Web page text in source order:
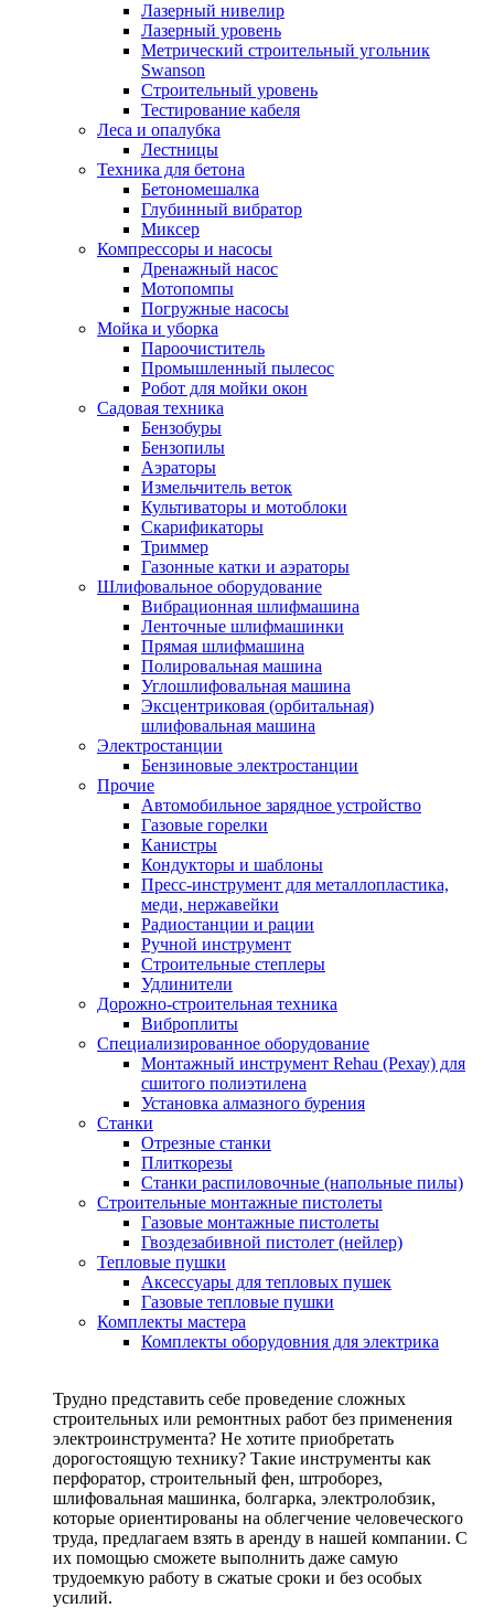
Лазерный нивелир
Лазерный уровень
Метрический строительный угольник
Swanson
Строительный уровень
Тестирование кабеля
Леса и опалубка
Лестницы
Техника для бетона
Бетономешалка
Глубинный вибратор
Миксер
Компрессоры и насосы
Дренажный насос
Мотопомпы
Погружные насосы
Мойка и уборка
Пароочиститель
Промышленный пылесос
Робот для мойки окон
Садовая техника
Бензобуры
Бензопилы
Аэраторы
Измельчитель веток
Культиваторы и мотоблоки
Скарификаторы
Триммер
Газонные катки и аэраторы
Шлифовальное оборудование
Вибрационная шлифмашина
Ленточные шлифмашинки
Прямая шлифмашина
Полировальная машина
Углошлифовальная машина
Эксцентриковая (орбитальная)
шлифовальная машина
Электростанции
Бензиновые электростанции
Прочие
Автомобильное зарядное устройство
Газовые горелки
Канистры
Кондукторы и шаблоны
Пресс-инструмент для металлопластика,
меди, нержавейки
Радиостанции и рации
Ручной инструмент
Строительные степлеры
Удлинители
Дорожно-строительная техника
Виброплиты
Специализированное оборудование
Монтажный инструмент Rehau (Рехау) для
сшитого полиэтилена
Установка алмазного бурения
Станки
Отрезные станки
Плиткорезы
Станки распиловочные (напольные пилы)
Строительные монтажные пистолеты
Газовые монтажные пистолеты
Гвоздезабивной пистолет (нейлер)
Тепловые пушки
Аксессуары для тепловых пушек
Газовые тепловые пушки
Комплекты мастера
Комплекты оборудовния для электрика
Трудно представить себе проведение сложных
строительных или ремонтных работ без применения
электроинструмента? Не хотите приобретать
дорогостоящую технику? Такие инструменты как
перфоратор, строительный фен, штроборез,
шлифовальная машинка, болгарка, электролобзик,
которые ориентированы на облегчение человеческого
труда, предлагаем взять в аренду в нашей компании. С
их помощью сможете выполнить даже самую
трудоемкую работу в сжатые сроки и без особых
усилий.